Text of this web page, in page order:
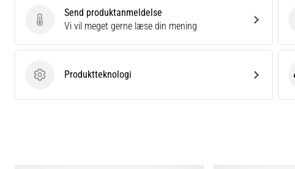
Send produktanmeldelse
Send produktanmeldelse
Vi vil meget gerne læse din mening
Produktteknologi
Produktteknologi